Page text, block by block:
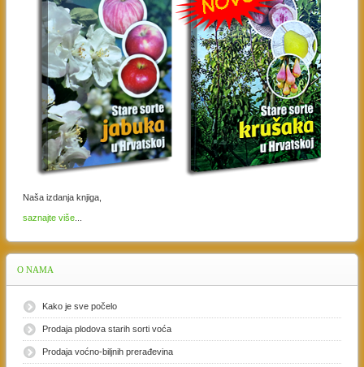
Naša izdanja knjiga,
saznajte više
O NAMA
Kako je sve počelo
Prodaja plodova starih sorti voća
Prodaja voćno-biljnih prerađevina